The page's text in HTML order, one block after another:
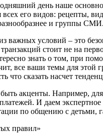
день наше
всех его видов: рецепты,
и группы
важных условий – это
стоит не на
знать о том, при
все ваши темы для этой
что сказать насчет
акценты. Например,
И даем
по общению с детьми,
правил»